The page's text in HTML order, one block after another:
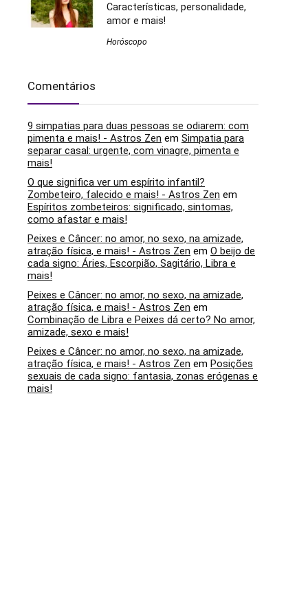
Características, personalidade,
amor e mais!
Horóscopo
Comentários
9 simpatias para duas pessoas se odiarem: com
pimenta e mais! - Astros Zen em Simpatia para
separar casal: urgente, com vinagre, pimenta e
mais!
O que significa ver um espírito infantil?
Zombeteiro, falecido e mais! - Astros Zen em
Espíritos zombeteiros: significado, sintomas,
como afastar e mais!
Peixes e Câncer: no amor, no sexo, na amizade,
atração física, e mais! - Astros Zen em O beijo de
cada signo: Áries, Escorpião, Sagitário, Libra e
mais!
Peixes e Câncer: no amor, no sexo, na amizade,
atração física, e mais! - Astros Zen em
Combinação de Libra e Peixes dá certo? No amor,
amizade, sexo e mais!
Peixes e Câncer: no amor, no sexo, na amizade,
atração física, e mais! - Astros Zen em Posições
sexuais de cada signo: fantasia, zonas erógenas e
mais!